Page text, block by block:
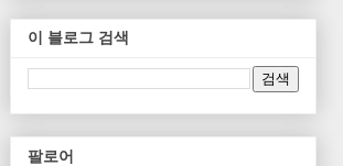
이 블로그 검색
팔로어